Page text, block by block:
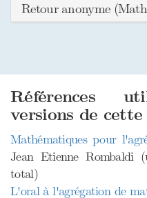
Retour anonyme
Références
versions de cette
Mathématiques pour
Jean Etienne Rombaldi
total)
L'oral à l'agrégation de